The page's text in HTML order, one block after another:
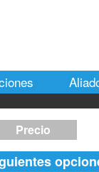
Precio